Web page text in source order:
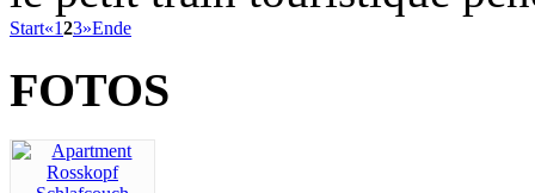
Start«123»Ende
FOTOS